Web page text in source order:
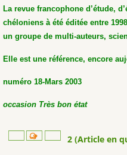
La revue francophone d’étude,
chéloniens à été éditée entre
un groupe de multi-auteurs,
Elle est une référence, encore
numéro 18-Mars 2003
occasion Très bon état
2 (Article en